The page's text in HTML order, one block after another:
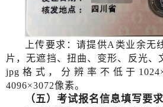
上传要求：请提供A类业余无
片，无遮挡、扭曲、变形、反光、
jpg格式，分辨率不低于
4096×3072像素。
（五）考试报名信息填写要求